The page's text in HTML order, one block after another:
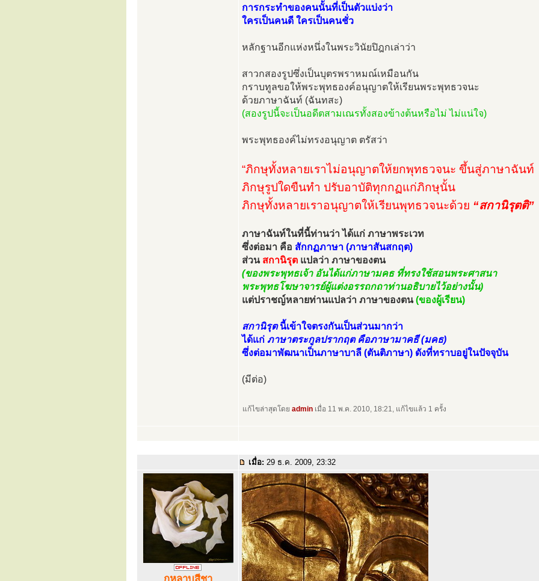
การกระทำของคนนั้นที่เป็นตัวแบ่งว่า
ใครเป็นคนดี ใครเป็นคนชั่ว
หลักฐานอีกแห่งหนึ่งในพระวินัยปิฎกเล่าว่า
สาวกสองรูปซึ่งเป็นบุตรพราหมณ์เหมือนกัน
กราบทูลขอให้พระพุทธองค์อนุญาตให้เรียนพระพุทธวจนะ
ด้วยภาษาฉันท์ (ฉันทสะ)
(สองรูปนี้จะเป็นอดีตสามเณรทั้งสองข้างต้นหรือไม่ ไม่แน่ใจ)
พระพุทธองค์ไม่ทรงอนุญาต ตรัสว่า
“ภิกษุทั้งหลายเราไม่อนุญาตให้ยกพุทธวจนะ ขึ้นสู่ภาษาฉันท์
ภิกษุรูปใดขืนทำ ปรับอาบัติทุกกฏแก่ภิกษุนั้น
ภิกษุทั้งหลายเราอนุญาตให้เรียนพุทธวจนะด้วย “สกานิรุตติ”
ภาษาฉันท์ในที่นี้ท่านว่า ได้แก่ ภาษาพระเวท
ซึ่งต่อมา คือ สักกฏภาษา (ภาษาสันสกฤต)
ส่วน สกานิรุต แปลว่า ภาษาของตน
(ของพระพุทธเจ้า อันได้แก่ภาษามคธ ที่ทรงใช้สอนพระศาสนา
พระพุทธโฆษาจารย์ผู้แต่งอรรถกถาท่านอธิบายไว้อย่างนั้น)
แต่ปราชญ์หลายท่านแปลว่า ภาษาของตน(ของผู้เรียน)
สกานิรุตนี้เข้าใจตรงกันเป็นส่วนมากว่า
ได้แก่ ภาษาตระกูลปรากฤต คือภาษามาคธี (มคธ)
ซึ่งต่อมาพัฒนาเป็นภาษาบาลี (ตันติภาษา) ดังที่ทราบอยู่ในปัจจุบัน
(มีต่อ)
แก้ไขล่าสุดโดย admin เมื่อ 11 พ.ค. 2010, 18:21, แก้ไขแล้ว 1 ครั้ง
เมื่อ: 29 ธ.ค. 2009, 23:32